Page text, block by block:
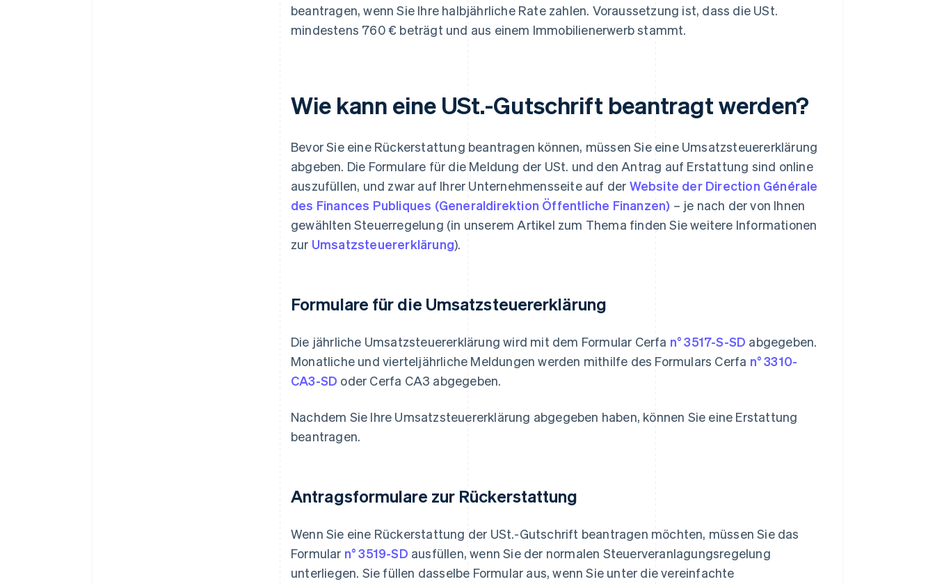
beantragen, wenn Sie Ihre halbjährliche Rate zahlen. Voraussetzung ist, dass die USt.
mindestens 760 € beträgt und aus einem Immobilienerwerb stammt.
Wie kann eine USt.-Gutschrift beantragt werden?
Bevor Sie eine Rückerstattung beantragen können, müssen Sie eine Umsatzsteuererklärung
abgeben. Die Formulare für die Meldung der USt. und den Antrag auf Erstattung sind online
auszufüllen, und zwar auf Ihrer Unternehmensseite auf der Website der Direction Générale
des Finances Publiques (Generaldirektion Öffentliche Finanzen) – je nach der von Ihnen
gewählten Steuerregelung (in unserem Artikel zum Thema finden Sie weitere Informationen
zur Umsatzsteuererklärung).
Formulare für die Umsatzsteuererklärung
Die jährliche Umsatzsteuererklärung wird mit dem Formular Cerfa n° 3517-S-SD abgegeben.
Monatliche und vierteljährliche Meldungen werden mithilfe des Formulars Cerfa n° 3310-
CA3-SD oder Cerfa CA3 abgegeben.
Nachdem Sie Ihre Umsatzsteuererklärung abgegeben haben, können Sie eine Erstattung
beantragen.
Antragsformulare zur Rückerstattung
Wenn Sie eine Rückerstattung der USt.-Gutschrift beantragen möchten, müssen Sie das
Formular n° 3519-SD ausfüllen, wenn Sie der normalen Steuerveranlagungsregelung
unterliegen. Sie füllen dasselbe Formular aus, wenn Sie unter die vereinfachte